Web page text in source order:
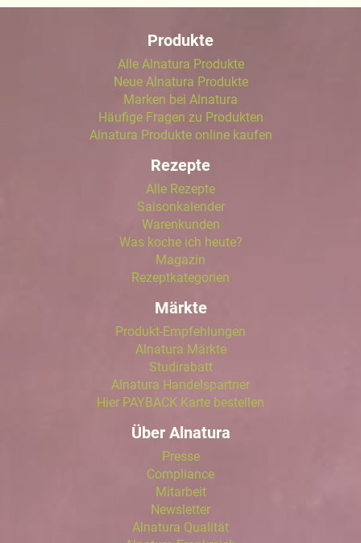
Produkte
Alle Alnatura Produkte
Neue Alnatura Produkte
Marken bei Alnatura
Häufige Fragen zu Produkten
Alnatura Produkte online kaufen
Rezepte
Alle Rezepte
Saisonkalender
Warenkunden
Was koche ich heute?
Magazin
Rezeptkategorien
Märkte
Produkt-Empfehlungen
Alnatura Märkte
Studirabatt
Alnatura Handelspartner
Hier PAYBACK Karte bestellen
Über Alnatura
Presse
Compliance
Mitarbeit
Newsletter
Alnatura Qualität